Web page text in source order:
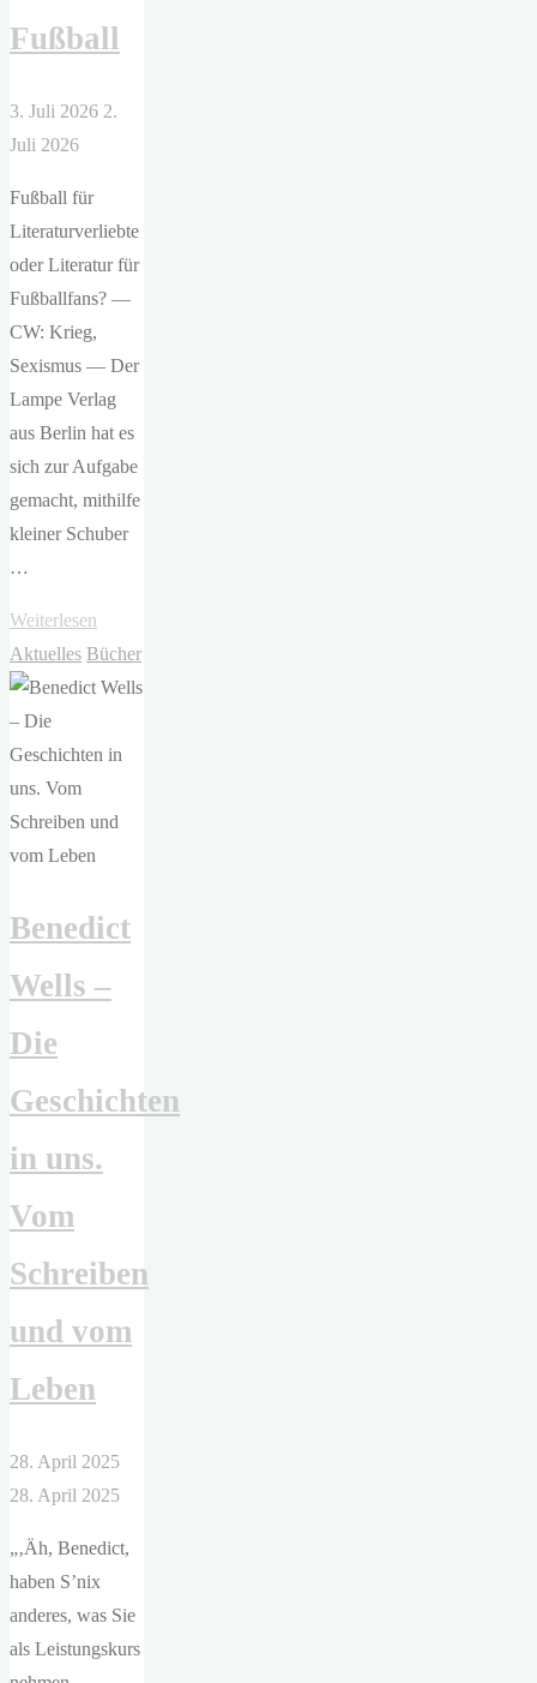
Fußball
3. Juli 2026 2.
Juli 2026
Fußball für
Literaturverliebte
oder Literatur für
Fußballfans? —
CW: Krieg,
Sexismus — Der
Lampe Verlag
aus Berlin hat es
sich zur Aufgabe
gemacht, mithilfe
kleiner Schuber
…
Weiterlesen
Wells,
Anne
Saša
Michaela
–
Aktuelles Bücher
Benedict
Wells –
Die
Geschichten
in uns.
Vom
Schreiben
und vom
Leben
28. April 2025
28. April 2025
„‚Äh, Benedict,
haben S’nix
anderes, was Sie
als Leistungskurs